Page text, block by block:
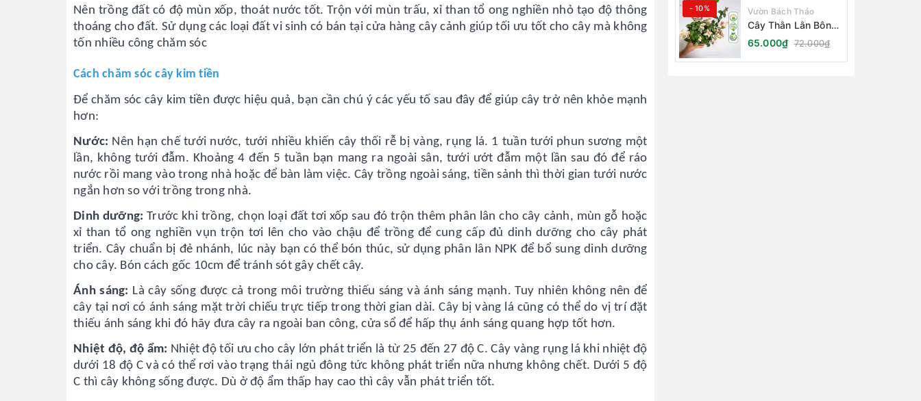
Nên trồng đất có độ mùn xốp, thoát nước tốt. Trộn với mùn trấu, xỉ than tổ ong nghiền nhỏ tạo độ thông
thoáng cho đất. Sử dụng các loại đất vi sinh có bán tại cửa hàng cây cảnh giúp tối ưu tốt cho cây mà không
tốn nhiều công chăm sóc
Cách chăm sóc cây kim tiền
Để chăm sóc cây kim tiền được hiệu quả, bạn cần chú ý các yếu tố sau đây để giúp cây trở nên khỏe mạnh
hơn:
Nước: Nên hạn chế tưới nước, tưới nhiều khiến cây thối rễ bị vàng, rụng lá. 1 tuần tưới phun sương một
lần, không tưới đẫm. Khoảng 4 đến 5 tuần bạn mang ra ngoài sân, tưới ướt đẫm một lần sau đó để ráo
nước rồi mang vào trong nhà hoặc để bàn làm việc. Cây trồng ngoài sáng, tiền sảnh thì thời gian tưới nước
ngắn hơn so với trồng trong nhà.
Dinh dưỡng: Trước khi trồng, chọn loại đất tơi xốp sau đó trộn thêm phân lân cho cây cảnh, mùn gỗ hoặc
xỉ than tổ ong nghiền vụn trộn tơi lên cho vào chậu để trồng để cung cấp đủ dinh dưỡng cho cây phát
triển. Cây chuẩn bị đẻ nhánh, lúc này bạn có thể bón thúc, sử dụng phân lân NPK để bổ sung dinh dưỡng
cho cây. Bón cách gốc 10cm để tránh sót gây chết cây.
Ánh sáng: Là cây sống được cả trong môi trường thiếu sáng và ánh sáng mạnh. Tuy nhiên không nên để
cây tại nơi có ánh sáng mặt trời chiếu trực tiếp trong thời gian dài. Cây bị vàng lá cũng có thể do vị trí đặt
thiếu ánh sáng khi đó hãy đưa cây ra ngoài ban công, cửa sổ để hấp thụ ánh sáng quang hợp tốt hơn.
Nhiệt độ, độ ẩm: Nhiệt độ tối ưu cho cây lớn phát triển là từ 25 đến 27 độ C. Cây vàng rụng lá khi nhiệt độ
dưới 18 độ C và có thể rơi vào trạng thái ngủ đông tức không phát triển nữa nhưng không chết. Dưới 5 độ
C thì cây không sống được. Dù ở độ ẩm thấp hay cao thì cây vẫn phát triển tốt.
- 10% Vườn Bách Thảo
Cây Thằn Lằn Bông
(Vảy Ốc Cẩm Thạch)
65.000₫ 72.000₫